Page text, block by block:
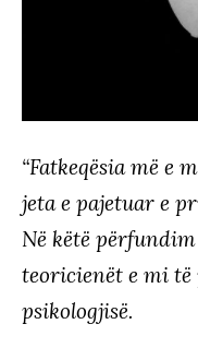
“Fatkeqësia më e
jeta e pajetuar e
Në këtë
teoricienët e mi
psikologjisë.